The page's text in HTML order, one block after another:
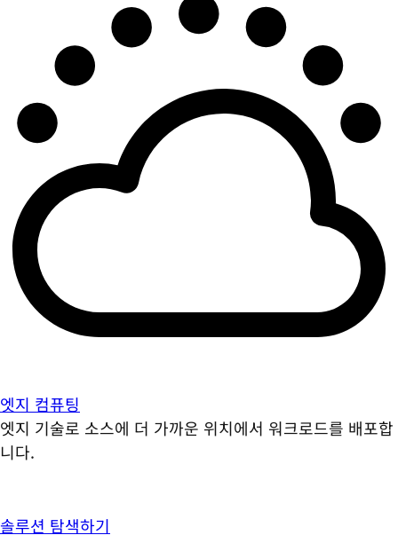
엣지 컴퓨팅
엣지 기술로 소스에 더 가까운 위치에서 워크로드를 배포합
니다.
솔루션 탐색하기